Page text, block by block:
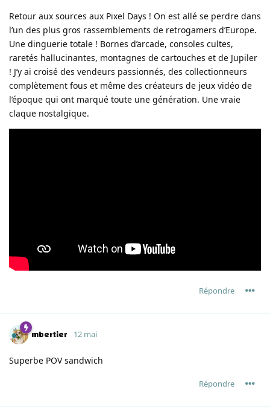
Retour aux sources aux Pixel Days ! On est allé se perdre dans
l’un des plus gros rassemblements de retrogamers d’Europe.
Une dinguerie totale ! Bornes d’arcade, consoles cultes,
raretés hallucinantes, montagnes de cartouches et de Jupiler
! J’y ai croisé des vendeurs passionnés, des collectionneurs
complètement fous et même des créateurs de jeux vidéo de
l’époque qui ont marqué toute une génération. Une vraie
claque nostalgique.
Répondre
mbertier 12 mai
Superbe POV sandwich
Répondre